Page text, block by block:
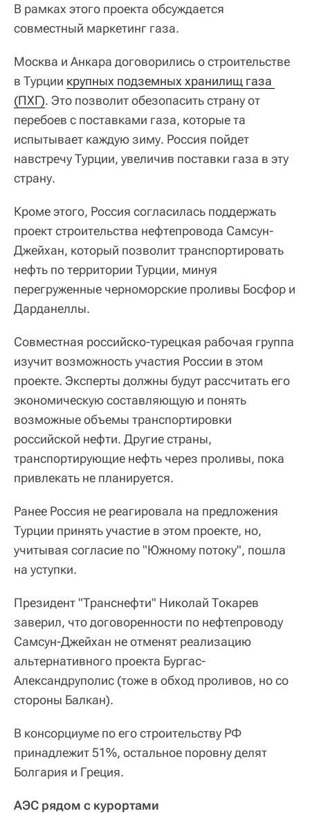
В рамках этого проекта обсуждается
совместный маркетинг газа.
Москва и Анкара договорились о строительстве
в Турции крупных подземных хранилищ газа
(ПХГ). Это позволит обезопасить страну от
перебоев с поставками газа, которые та
испытывает каждую зиму. Россия пойдет
навстречу Турции, увеличив поставки газа в эту
страну.
Кроме этого, Россия согласилась поддержать
проект строительства нефтепровода Самсун-
Джейхан, который позволит транспортировать
нефть по территории Турции, минуя
перегруженные черноморские проливы Босфор и
Дарданеллы.
Совместная российско-турецкая рабочая группа
изучит возможность участия России в этом
проекте. Эксперты должны будут рассчитать его
экономическую составляющую и понять
возможные объемы транспортировки
российской нефти. Другие страны,
транспортирующие нефть через проливы, пока
привлекать не планируется.
Ранее Россия не реагировала на предложения
Турции принять участие в этом проекте, но,
учитывая согласие по "Южному потоку", пошла
на уступки.
Президент "Транснефти" Николай Токарев
заверил, что договоренности по нефтепроводу
Самсун-Джейхан не отменят реализацию
альтернативного проекта Бургас-
Александруполис (тоже в обход проливов, но со
стороны Балкан).
В консорциуме по его строительству РФ
принадлежит 51%, остальное поровну делят
Болгария и Греция.
АЭС рядом с курортами